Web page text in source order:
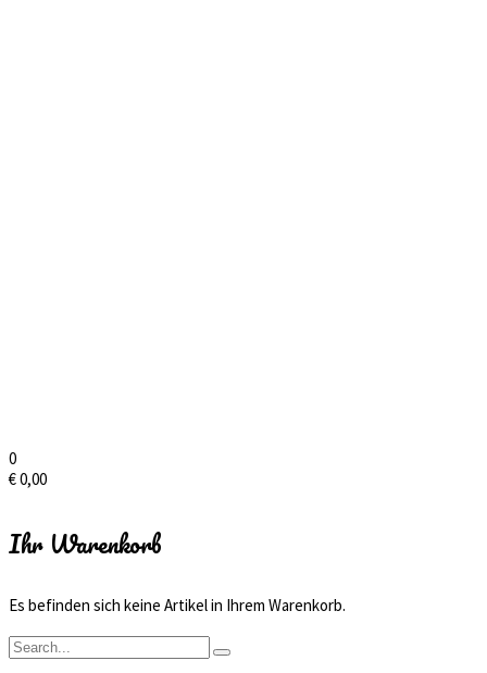
0
€0,00
Ihr Warenkorb
Es befinden sich keine Artikel in Ihrem Warenkorb.